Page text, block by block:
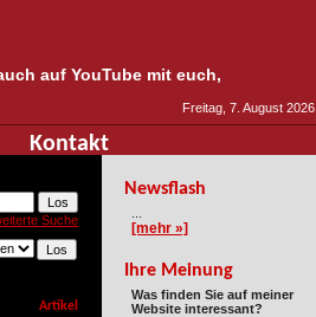
auf YouTube mit euch,
Kontakt
Freitag, 7. August 2026
Suche
Artikel
Newsflash
[mehr »]
Ihre Meinung
Was finden Sie auf meiner
Website interessant?